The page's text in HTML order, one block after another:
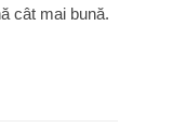
cât mai bună.